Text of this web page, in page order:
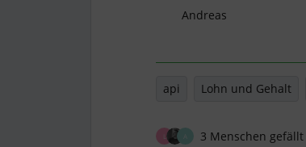
Andreas
api Lohn und Gehalt
3 Menschen gefällt